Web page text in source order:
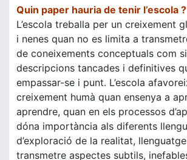
Quin paper hauria de tenir l’escola ?
L’escola treballa per un creixement
i nenes quan no es limita a
de coneixements conceptuals com
descripcions tancades i definitives
empassar-se i punt. L’escola
creixement humà quan ensenya a
aprendre, quan en els processos
dóna importància als diferents
d’exploració de la realitat,
transmetre aspectes subtils,